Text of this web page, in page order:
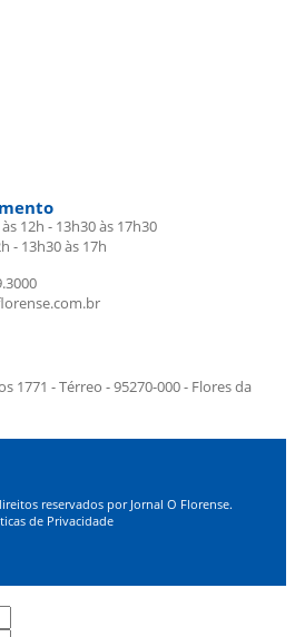
12h - 13h30 às 17h30
- 13h30 às 17h
1771 - Térreo - 95270-000 - Flores da
reservados por Jornal O Florense.
de Privacidade